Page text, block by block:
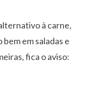
à carne,
em saladas e
fica o aviso: